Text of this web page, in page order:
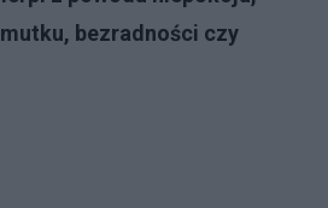
bezradności czy